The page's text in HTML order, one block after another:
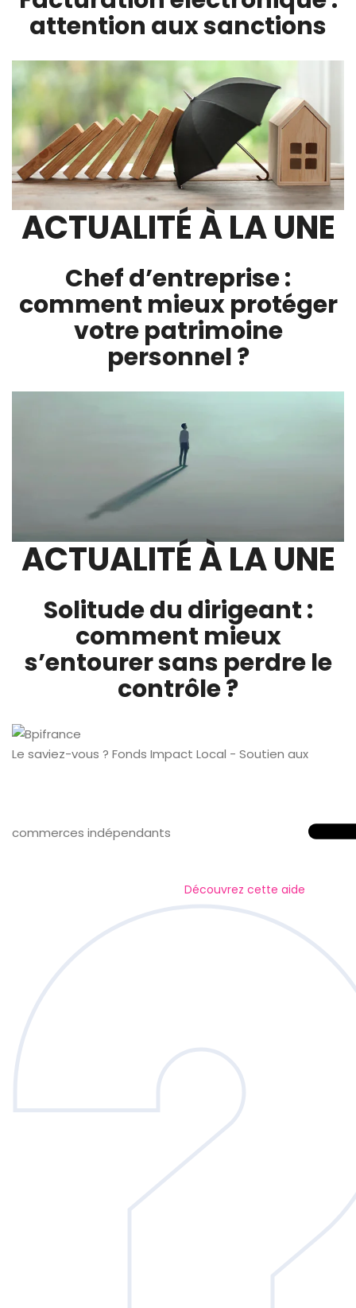
attention aux sanctions
ACTUALITÉ À LA UNE
Chef d’entreprise :
comment mieux protéger
votre patrimoine
personnel ?
ACTUALITÉ À LA UNE
Solitude du dirigeant :
comment mieux
s’entourer sans perdre le
contrôle ?
Le saviez-vous ? Fonds Impact Local - Soutien aux
commerces indépendants
Découvrez cette aide